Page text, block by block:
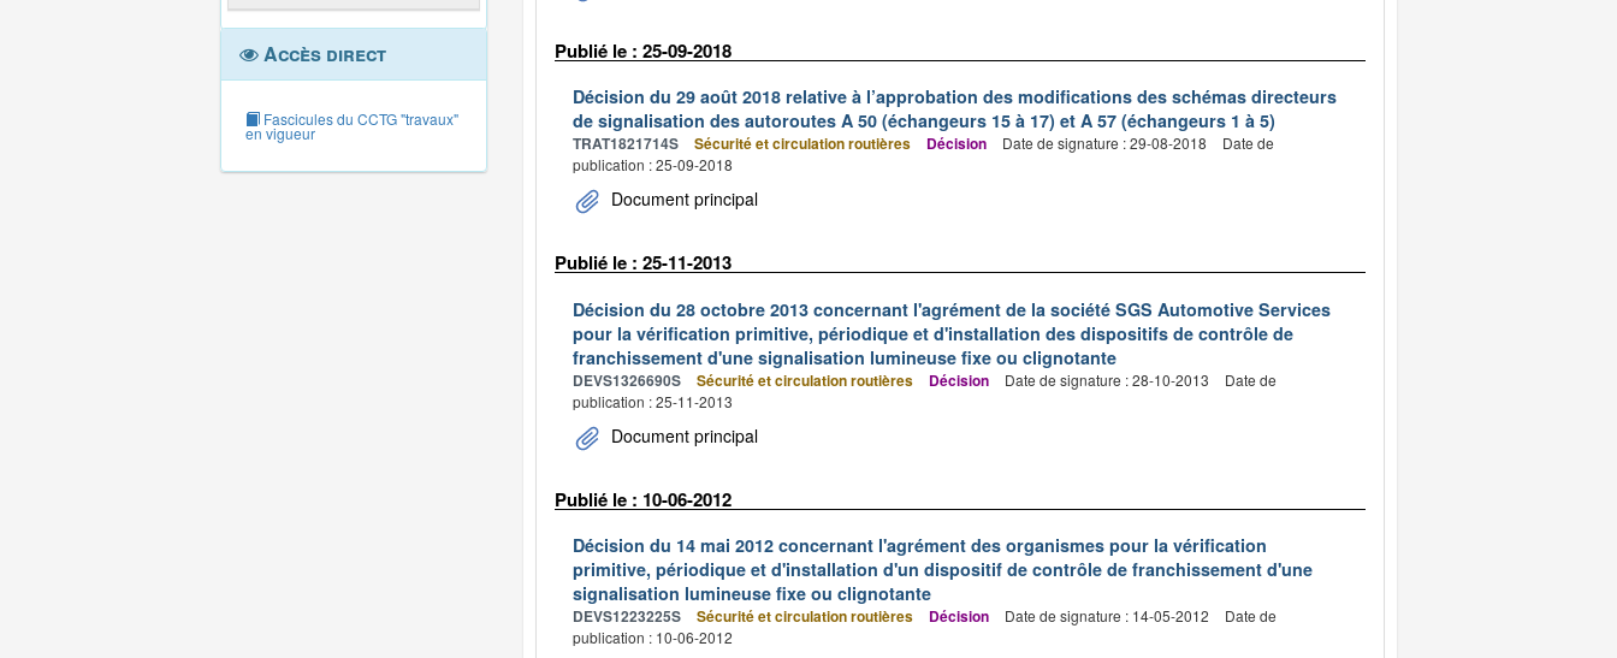
Accès direct
Fascicules du CCTG "travaux"
en vigueur
Publié le : 25-09-2018
Décision du 29 août 2018 relative à l’approbation des modifications des schémas directeurs
de signalisation des autoroutes A 50 (échangeurs 15 à 17) et A 57 (échangeurs 1 à 5)
TRAT1821714S Sécurité et circulation routières Décision Date de signature : 29-08-2018
Date de
publication : 25-09-2018
Document principal
Publié le : 25-11-2013
Décision du 28 octobre 2013 concernant l'agrément de la société SGS Automotive Services
pour la vérification primitive, périodique et d'installation des dispositifs de contrôle de
franchissement d'une signalisation lumineuse fixe ou clignotante
DEVS1326690S Sécurité et circulation routières Décision Date de signature : 28-10-2013
Date de
publication : 25-11-2013
Document principal
Publié le : 10-06-2012
Décision du 14 mai 2012 concernant l'agrément des organismes pour la vérification
primitive, périodique et d'installation d'un dispositif de contrôle de franchissement d'une
signalisation lumineuse fixe ou clignotante
DEVS1223225S Sécurité et circulation routières Décision Date de signature : 14-05-2012
Date de
publication : 10-06-2012